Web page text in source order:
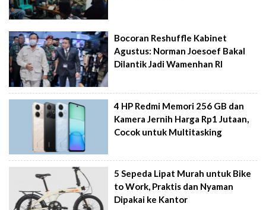
Bocoran Reshuffle Kabinet
Agustus: Norman Joesoef Bakal
Dilantik Jadi Wamenhan RI
4 HP Redmi Memori 256 GB dan
Kamera Jernih Harga Rp1 Jutaan,
Cocok untuk Multitasking
5 Sepeda Lipat Murah untuk Bike
to Work, Praktis dan Nyaman
Dipakai ke Kantor